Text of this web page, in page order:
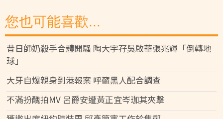
您也可能喜歡...
昔日師奶殺手合體開騷 陶大宇孖吳啟華張兆輝「倒轉地
球」
大牙自爆親身到港報案 呼籲黑人配合調查
不滿扮醜拍MV 呂爵安遭黃正宜岑珈其夾擊